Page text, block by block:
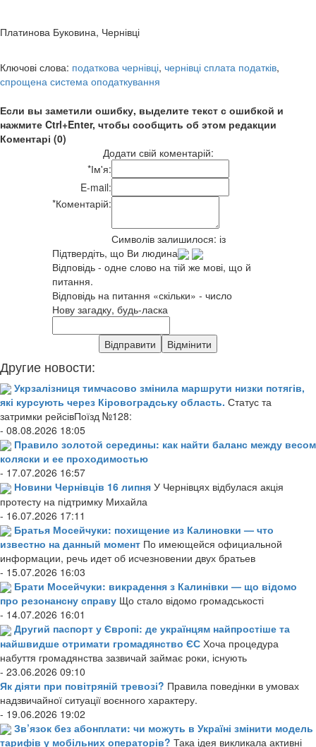
Платинова Буковина, Чернівці
Ключові слова: податкова чернівці, чернівці сплата податків,
спрощена система оподаткування
Если вы заметили ошибку, выделите текст с ошибкой и
нажмите Ctrl+Enter, чтобы сообщить об этом редакции
Коментарі (0)
Додати свій коментарій:
*Ім'я:
E-mail:
*Коментарій:
Символів залишилося: із
Підтвердіть, що Ви людина
Відповідь - одне слово на тій же мові, що й
питання.
Відповідь на питання «скільки» - число
Нову загадку, будь-ласка
Другие новости:
Укрзалізниця тимчасово змінила маршрути низки потягів,
які курсують через Кіровоградську область. Статус та
затримки рейсівПоїзд №128:
- 08.08.2026 18:05
Правило золотой середины: как найти баланс между весом
коляски и ее проходимостью
- 17.07.2026 16:57
Новини Чернівців 16 липня У Чернівцях відбулася акція
протесту на підтримку Михайла
- 16.07.2026 17:11
Братья Мосейчуки: похищение из Калиновки — что
известно на данный момент По имеющейся официальной
информации, речь идет об исчезновении двух братьев
- 15.07.2026 16:03
Брати Мосейчуки: викрадення з Калинівки — що відомо
про резонансну справу Що стало відомо громадськості
- 14.07.2026 16:01
Другий паспорт у Європі: де українцям найпростіше та
найшвидше отримати громадянство ЄС Хоча процедура
набуття громадянства зазвичай займає роки, існують
- 23.06.2026 09:10
Як діяти при повітряній тревозі? Правила поведінки в умовах
надзвичайної ситуації воєнного характеру.
- 19.06.2026 19:02
Зв’язок без абонплати: чи можуть в Україні змінити модель
тарифів у мобільних операторів? Така ідея викликала активні